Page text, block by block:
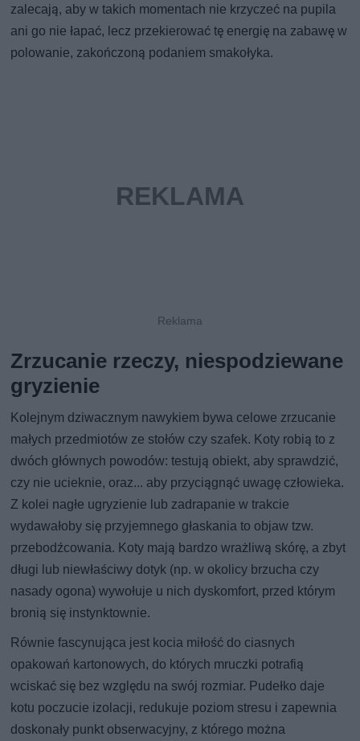
zalecają, aby w takich momentach nie krzyczeć na pupila
ani go nie łapać, lecz przekierować tę energię na zabawę w
polowanie, zakończoną podaniem smakołyka.
Zrzucanie rzeczy, niespodziewane
gryzienie
Kolejnym dziwacznym nawykiem bywa celowe zrzucanie
małych przedmiotów ze stołów czy szafek. Koty robią to z
dwóch głównych powodów: testują obiekt, aby sprawdzić,
czy nie ucieknie, oraz... aby przyciągnąć uwagę człowieka.
Z kolei nagłe ugryzienie lub zadrapanie w trakcie
wydawałoby się przyjemnego głaskania to objaw tzw.
przebodźcowania. Koty mają bardzo wrażliwą skórę, a zbyt
długi lub niewłaściwy dotyk (np. w okolicy brzucha czy
nasady ogona) wywołuje u nich dyskomfort, przed którym
bronią się instynktownie.
Równie fascynująca jest kocia miłość do ciasnych
opakowań kartonowych, do których mruczki potrafią
wciskać się bez względu na swój rozmiar. Pudełko daje
kotu poczucie izolacji, redukuje poziom stresu i zapewnia
doskonały punkt obserwacyjny, z którego można